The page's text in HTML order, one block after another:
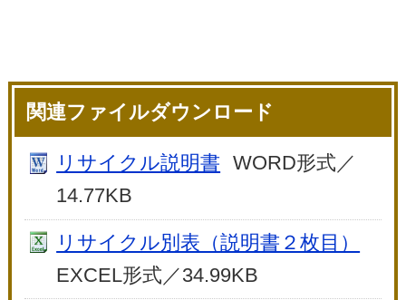
関連ファイルダウンロード
リサイクル説明書
WORD形式／
14.77KB
リサイクル別表（説明書２枚目）
EXCEL形式／34.99KB